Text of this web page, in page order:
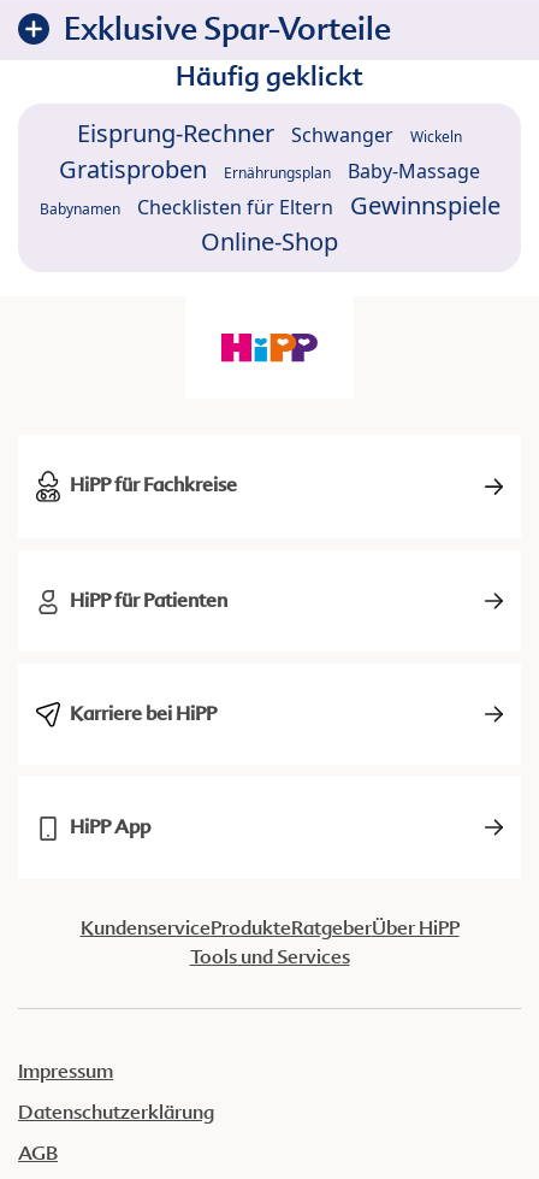
Exklusive Spar-Vorteile
Häufig geklickt
Eisprung-Rechner Schwanger Wickeln
Gratisproben Ernährungsplan Baby-Massage
Babynamen Checklisten für Eltern
Gewinnspiele
Online-Shop
HiPP für Fachkreise
HiPP für Patienten
Karriere bei HiPP
HiPP App
KundenserviceProdukteRatgeberÜber HiPP
Tools und Services
Impressum
Datenschutzerklärung
AGB